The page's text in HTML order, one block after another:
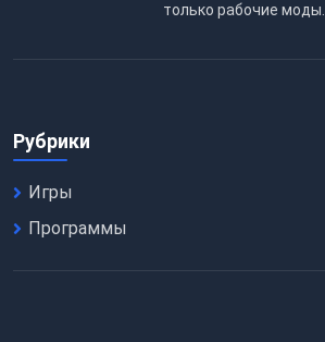
только рабочие моды.
Рубрики
Игры
Программы